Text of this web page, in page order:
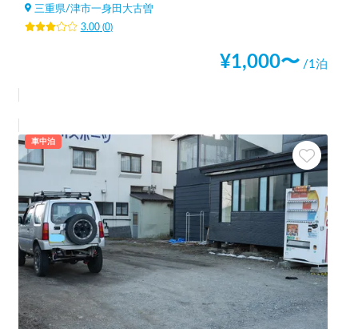
三重県/津市一身田大古曽
3.00(0)
¥1,000〜 /1泊
車中泊